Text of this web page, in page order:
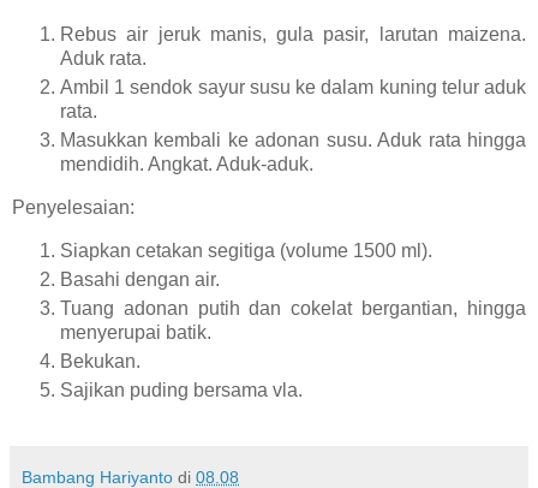
Rebus air jeruk manis, gula pasir, larutan maizena.
Aduk rata.
Ambil 1 sendok sayur susu ke dalam kuning telur aduk
rata.
Masukkan kembali ke adonan susu. Aduk rata hingga
mendidih. Angkat. Aduk-aduk.
Penyelesaian:
Siapkan cetakan segitiga (volume 1500 ml).
Basahi dengan air.
Tuang adonan putih dan cokelat bergantian, hingga
menyerupai batik.
Bekukan.
Sajikan puding bersama vla.
Bambang Hariyanto di 08.08